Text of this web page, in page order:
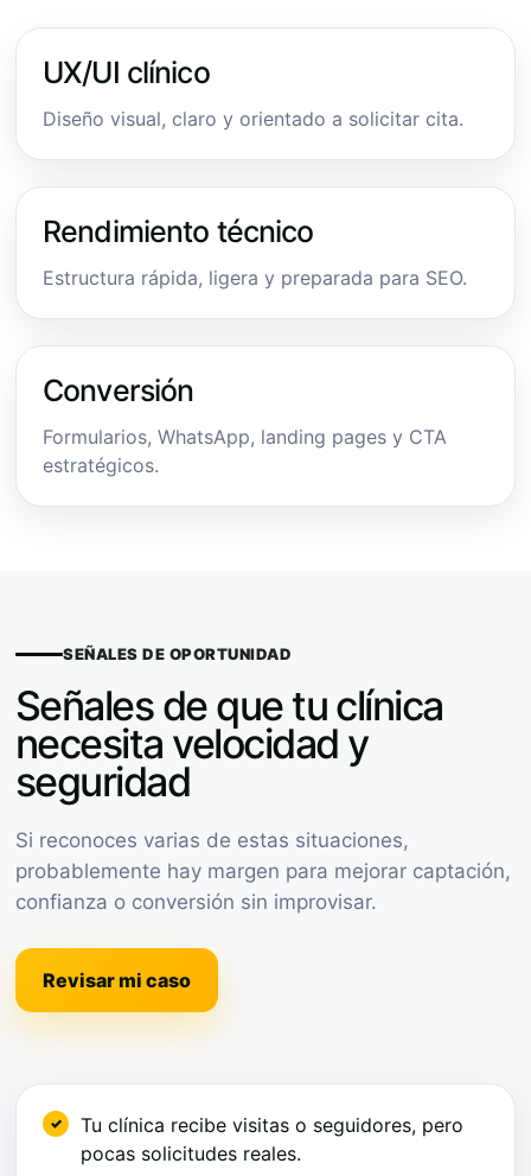
UX/UI clínico
Diseño visual, claro y orientado a solicitar cita.
Rendimiento técnico
Estructura rápida, ligera y preparada para SEO.
Conversión
Formularios, WhatsApp, landing pages y CTA
estratégicos.
SEÑALES DE OPORTUNIDAD
Señales de que tu clínica
necesita velocidad y
seguridad
Si reconoces varias de estas situaciones,
probablemente hay margen para mejorar captación,
confianza o conversión sin improvisar.
Revisar mi caso
Tu clínica recibe visitas o seguidores, pero
pocas solicitudes reales.